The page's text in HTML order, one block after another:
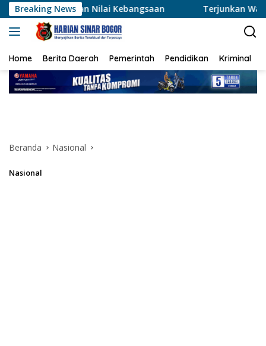
Langsung
ke
konten
Breaking News
Nilai Kebangsaan Terjunkan Water Bombing,
Home Berita Daerah Pemerintah Pendidikan Kriminal
Beranda Nasional
Nasional